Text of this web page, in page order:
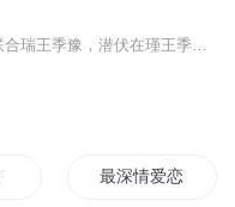
最深情爱恋此生